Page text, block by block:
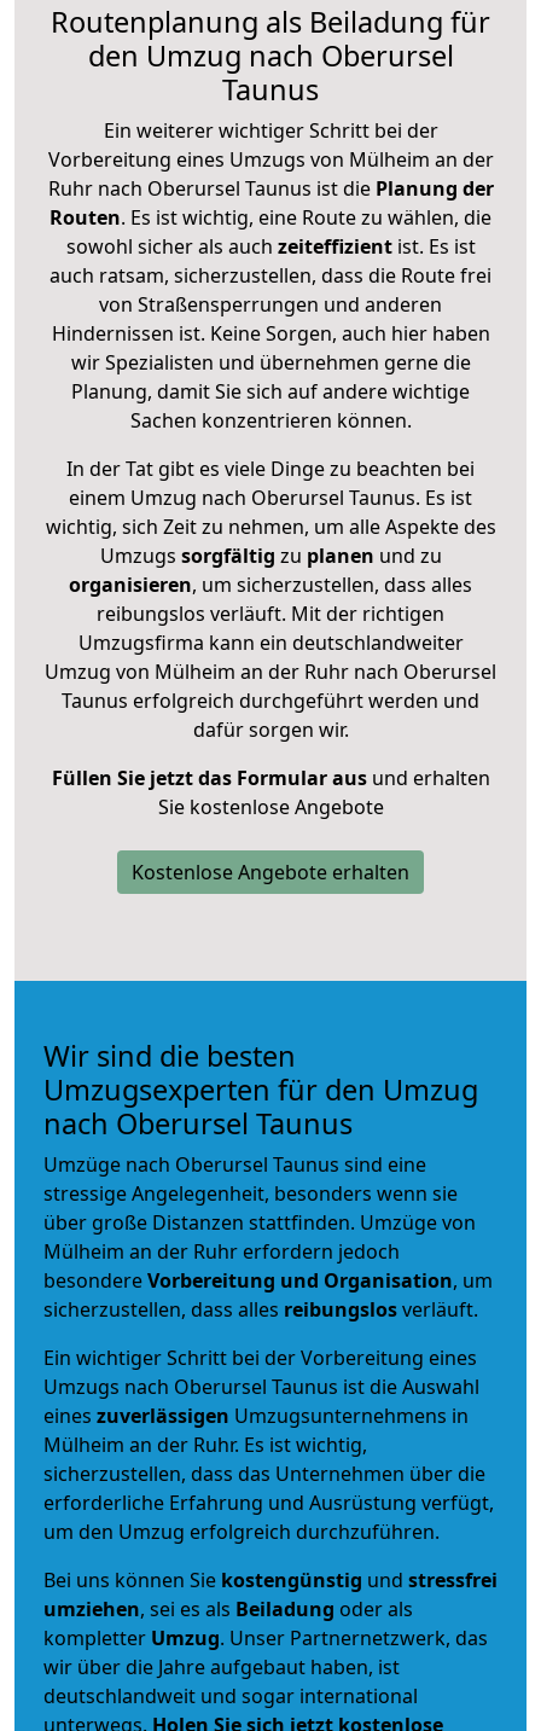
Routenplanung als Beiladung für
den Umzug nach Oberursel
Taunus
Ein weiterer wichtiger Schritt bei der
Vorbereitung eines Umzugs von Mülheim an der
Ruhr nach Oberursel Taunus ist diePlanung der
Routen. Es ist wichtig, eine Route zu wählen, die
sowohl sicher als auch zeiteffizientist. Es ist
auch ratsam, sicherzustellen, dass die Route frei
von Straßensperrungen und anderen
Hindernissen ist. Keine Sorgen, auch hier haben
wir Spezialisten und übernehmen gerne die
Planung, damit Sie sich auf andere wichtige
Sachen konzentrieren können.
In der Tat gibt es viele Dinge zu beachten bei
einem Umzug nach Oberursel Taunus. Es ist
wichtig, sich Zeit zu nehmen, um alle Aspekte des
Umzugs sorgfältig zu planen und zu
organisieren, um sicherzustellen, dass alles
reibungslos verläuft. Mit der richtigen
Umzugsfirma kann ein deutschlandweiter
Umzug von Mülheim an der Ruhr nach Oberursel
Taunus erfolgreich durchgeführt werden und
dafür sorgen wir.
Füllen Sie jetzt das Formular ausund erhalten
Sie kostenlose Angebote
Kostenlose Angebote erhalten
Wir sind die besten
Umzugsexperten für den Umzug
nach Oberursel Taunus
Umzüge nach Oberursel Taunus sind eine
stressige Angelegenheit, besonders wenn sie
über große Distanzen stattfinden. Umzüge von
Mülheim an der Ruhr erfordern jedoch
besondereVorbereitung und Organisation, um
sicherzustellen, dass alles reibungslosverläuft.
Ein wichtiger Schritt bei der Vorbereitung eines
Umzugs nach Oberursel Taunus ist die Auswahl
eines zuverlässigen Umzugsunternehmens in
Mülheim an der Ruhr. Es ist wichtig,
sicherzustellen, dass das Unternehmen über die
erforderliche Erfahrung und Ausrüstung verfügt,
um den Umzug erfolgreich durchzuführen.
Bei uns können Sie kostengünstig und stressfrei
umziehen, sei es als Beiladung oder als
kompletter Umzug. Unser Partnernetzwerk, das
wir über die Jahre aufgebaut haben, ist
deutschlandweit und sogar international
unterwegs. Holen Sie sich jetzt kostenlose